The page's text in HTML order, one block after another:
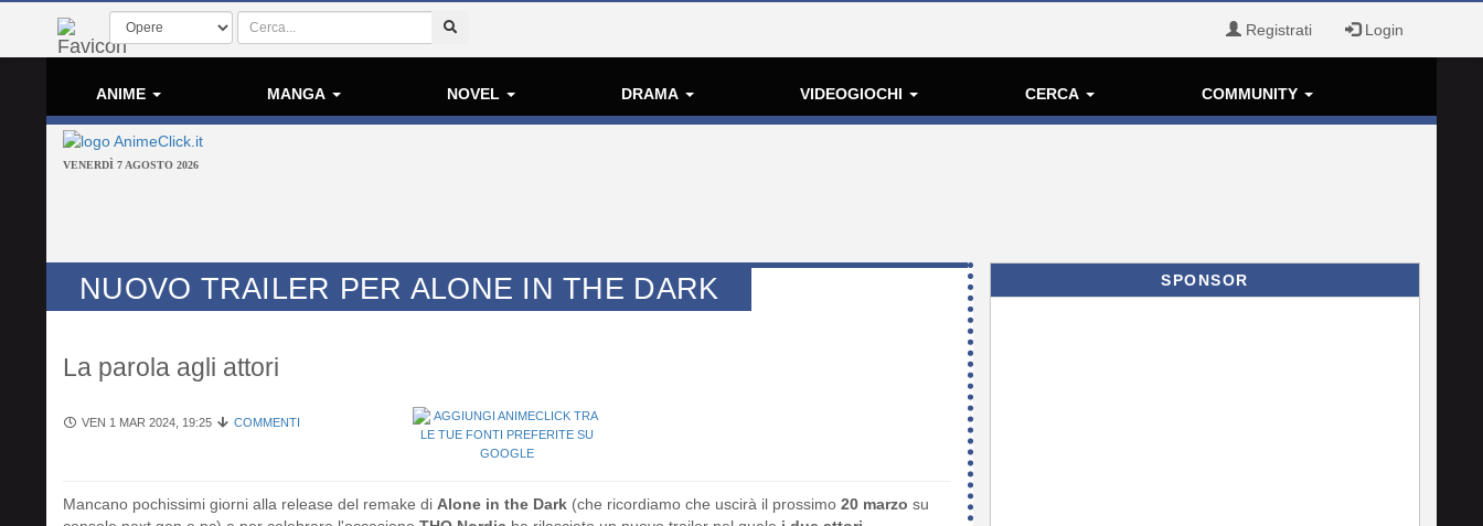
Registrati Login
ANIME MANGA NOVEL DRAMA VIDEOGIOCHI CERCA COMMUNITY
VENERDÌ 7 AGOSTO 2026
NUOVO TRAILER PER ALONE IN THE DARK
La parola agli attori
VEN 1 MAR 2024, 19:25 COMMENTI
Mancano pochissimi giorni alla release del remake di Alone in the Dark (che ricordiamo che uscirà il prossimo 20 marzo su
SPONSOR